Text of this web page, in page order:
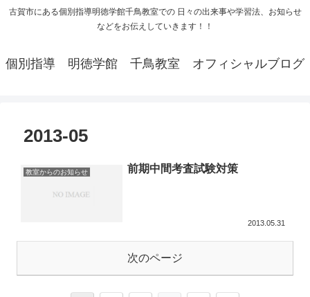
古賀市にある個別指導明徳学館千鳥教室での 日々の出来事や学習法、お知らせ
などをお伝えしていきます！！
個別指導 明徳学館 千鳥教室 オフィシャルブログ
2013-05
教室からのお知らせ 前期中間考査試験対策
2013.05.31
次のページ